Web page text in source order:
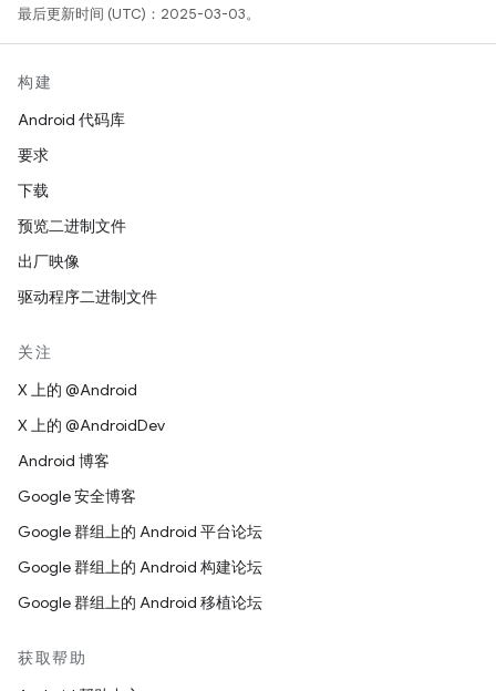
最后更新时间 (UTC)：2025-03-03。
构建
Android 代码库
要求
下载
预览二进制文件
出厂映像
驱动程序二进制文件
关注
X 上的 @Android
X 上的 @AndroidDev
Android 博客
Google 安全博客
Google 群组上的 Android 平台论坛
Google 群组上的 Android 构建论坛
Google 群组上的 Android 移植论坛
获取帮助